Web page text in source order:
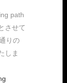
path
させて
りの
しま